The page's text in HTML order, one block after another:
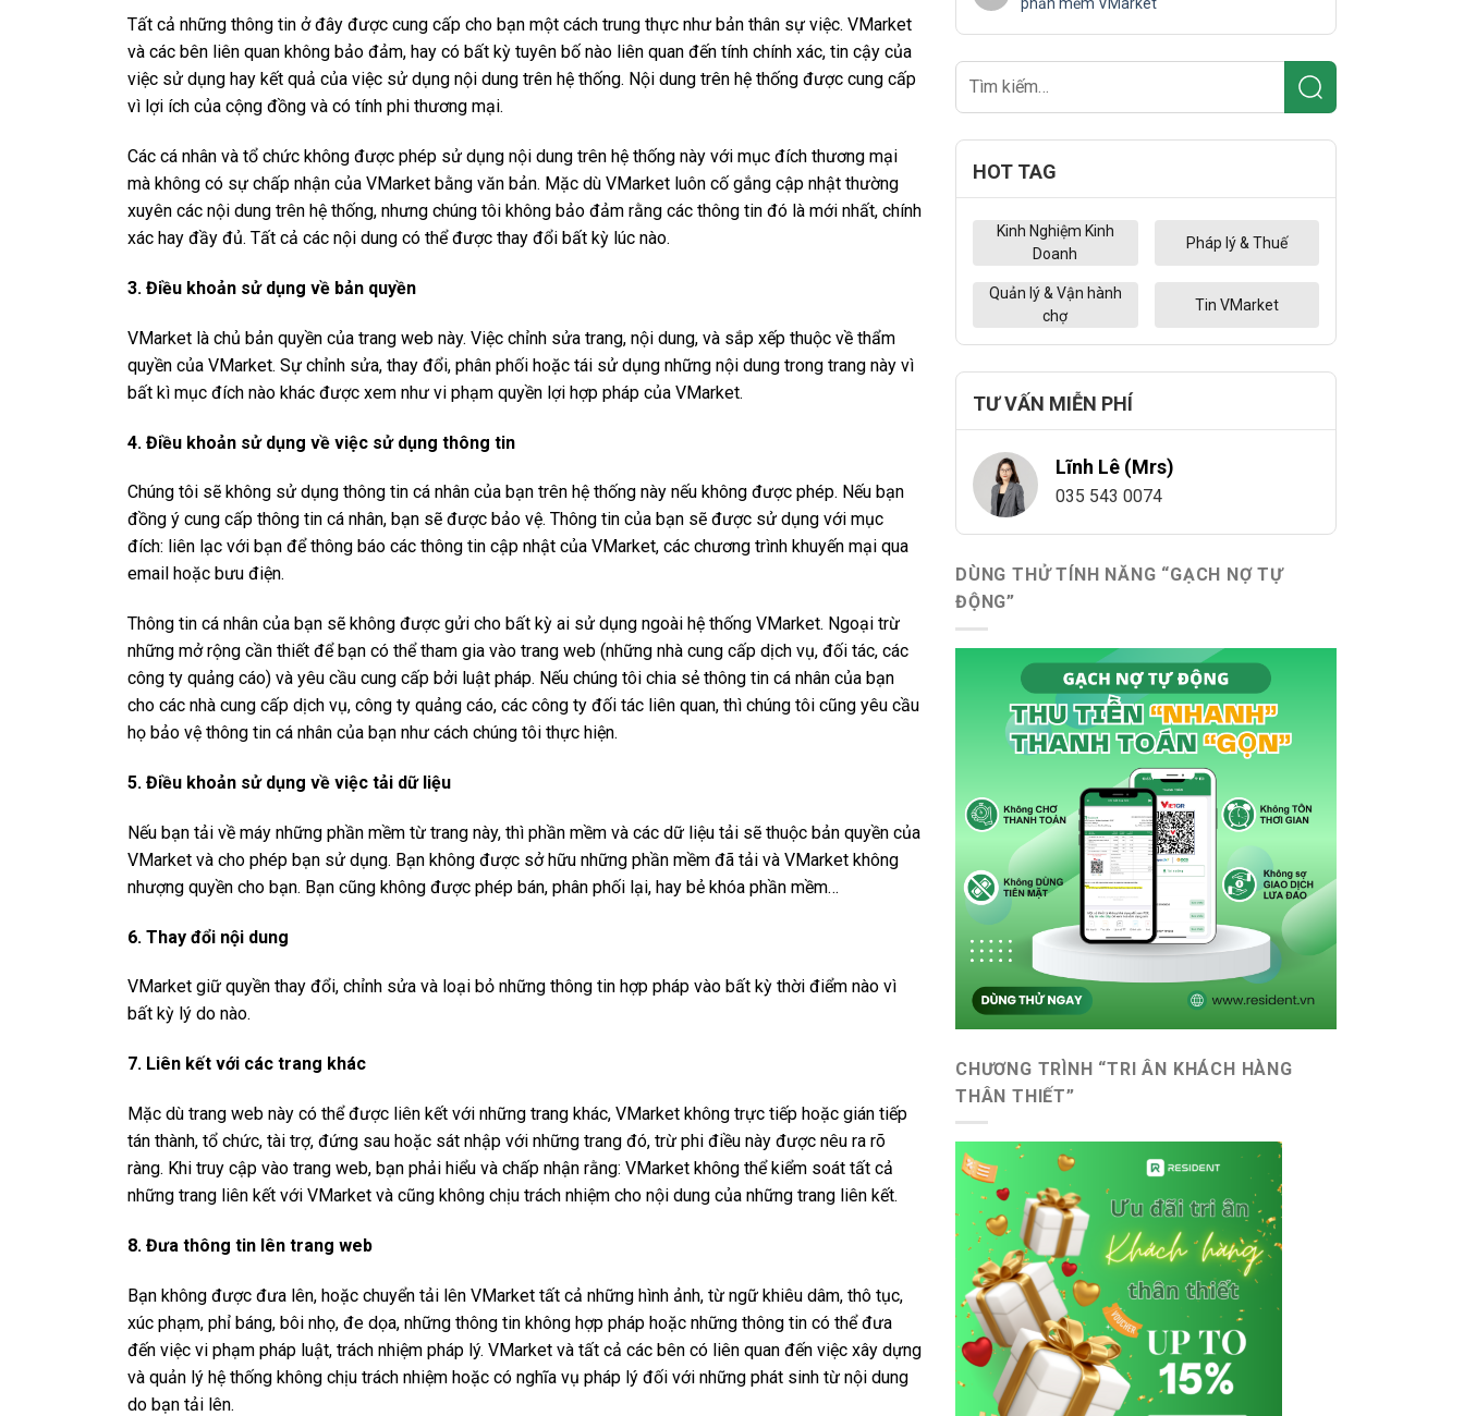
Tất cả những thông tin ở đây được cung cấp cho bạn một cách trung thực như bản thân sự việc. VMarket
và các bên liên quan không bảo đảm, hay có bất kỳ tuyên bố nào liên quan đến tính chính xác, tin cậy của
việc sử dụng hay kết quả của việc sử dụng nội dung trên hệ thống. Nội dung trên hệ thống được cung cấp
vì lợi ích của cộng đồng và có tính phi thương mại.
Các cá nhân và tổ chức không được phép sử dụng nội dung trên hệ thống này với mục đích thương mại
mà không có sự chấp nhận của VMarket bằng văn bản. Mặc dù VMarket luôn cố gắng cập nhật thường
xuyên các nội dung trên hệ thống, nhưng chúng tôi không bảo đảm rằng các thông tin đó là mới nhất, chính
xác hay đầy đủ. Tất cả các nội dung có thể được thay đổi bất kỳ lúc nào.
3. Điều khoản sử dụng về bản quyền
VMarket là chủ bản quyền của trang web này. Việc chỉnh sửa trang, nội dung, và sắp xếp thuộc về thẩm
quyền của VMarket. Sự chỉnh sửa, thay đổi, phân phối hoặc tái sử dụng những nội dung trong trang này vì
bất kì mục đích nào khác được xem như vi phạm quyền lợi hợp pháp của VMarket.
4. Điều khoản sử dụng về việc sử dụng thông tin
Chúng tôi sẽ không sử dụng thông tin cá nhân của bạn trên hệ thống này nếu không được phép. Nếu bạn
đồng ý cung cấp thông tin cá nhân, bạn sẽ được bảo vệ. Thông tin của bạn sẽ được sử dụng với mục
đích: liên lạc với bạn để thông báo các thông tin cập nhật của VMarket, các chương trình khuyến mại qua
email hoặc bưu điện.
Thông tin cá nhân của bạn sẽ không được gửi cho bất kỳ ai sử dụng ngoài hệ thống VMarket. Ngoại trừ
những mở rộng cần thiết để bạn có thể tham gia vào trang web (những nhà cung cấp dịch vụ, đối tác, các
công ty quảng cáo) và yêu cầu cung cấp bởi luật pháp. Nếu chúng tôi chia sẻ thông tin cá nhân của bạn
cho các nhà cung cấp dịch vụ, công ty quảng cáo, các công ty đối tác liên quan, thì chúng tôi cũng yêu cầu
họ bảo vệ thông tin cá nhân của bạn như cách chúng tôi thực hiện.
5. Điều khoản sử dụng về việc tải dữ liệu
Nếu bạn tải về máy những phần mềm từ trang này, thì phần mềm và các dữ liệu tải sẽ thuộc bản quyền của
VMarket và cho phép bạn sử dụng. Bạn không được sở hữu những phần mềm đã tải và VMarket không
nhượng quyền cho bạn. Bạn cũng không được phép bán, phân phối lại, hay bẻ khóa phần mềm…
6. Thay đổi nội dung
VMarket giữ quyền thay đổi, chỉnh sửa và loại bỏ những thông tin hợp pháp vào bất kỳ thời điểm nào vì
bất kỳ lý do nào.
7. Liên kết với các trang khác
Mặc dù trang web này có thể được liên kết với những trang khác, VMarket không trực tiếp hoặc gián tiếp
tán thành, tổ chức, tài trợ, đứng sau hoặc sát nhập với những trang đó, trừ phi điều này được nêu ra rõ
ràng. Khi truy cập vào trang web, bạn phải hiểu và chấp nhận rằng: VMarket không thể kiểm soát tất cả
những trang liên kết với VMarket và cũng không chịu trách nhiệm cho nội dung của những trang liên kết.
8. Đưa thông tin lên trang web
Bạn không được đưa lên, hoặc chuyển tải lên VMarket tất cả những hình ảnh, từ ngữ khiêu dâm, thô tục,
xúc phạm, phỉ báng, bôi nhọ, đe dọa, những thông tin không hợp pháp hoặc những thông tin có thể đưa
đến việc vi phạm pháp luật, trách nhiệm pháp lý. VMarket và tất cả các bên có liên quan đến việc xây dựng
và quản lý hệ thống không chịu trách nhiệm hoặc có nghĩa vụ pháp lý đối với những phát sinh từ nội dung
do bạn tải lên.
HOT TAG
Kinh Nghiệm Kinh
Doanh
Pháp lý & Thuế
Quản lý & Vận hành
chợ
Tin VMarket
TƯ VẤN MIỄN PHÍ
Lĩnh Lê (Mrs)
035 543 0074
DÙNG THỬ TÍNH NĂNG “GẠCH NỢ TỰ
ĐỘNG”
CHƯƠNG TRÌNH “TRI ÂN KHÁCH HÀNG
THÂN THIẾT”